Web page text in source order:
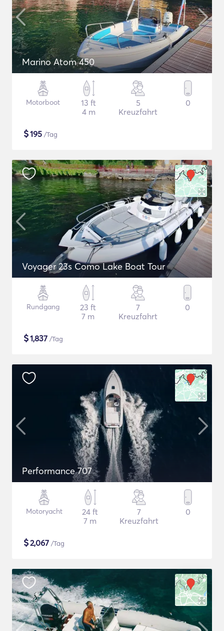
Marino Atom 450
Motorboot
13 ft
4 m
5
Kreuzfahrt
0
$195 /Tag
Voyager 23s Como Lake Boat Tour
Rundgang
23 ft
7 m
7
Kreuzfahrt
0
$1,837 /Tag
Performance 707
Motoryacht
24 ft
7 m
7
Kreuzfahrt
0
$2,067 /Tag